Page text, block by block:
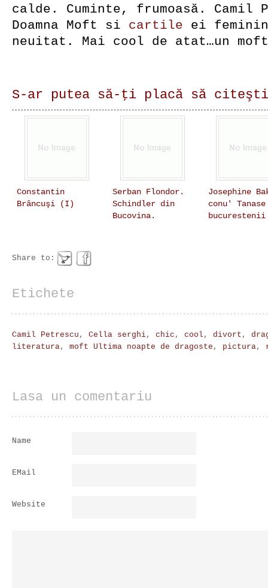
calde. Cuminte, frumoasă. Camil
Doamna Moft si cartile ei
neuitat. Mai cool de atat…un
S-ar putea să-ţi placă să
Constantin
Brâncuşi (I)
Serban Flondor.
Schindler din
Bucovina.
Josephine
conu'
bucurestenii
Share to:
Etichete
Camil Petrescu , Cella serghi, chic , cool , divort ,
literatura, moft Ultima noapte de dragoste , pictura,
Lasa un comentariu
Name
EMail
Website